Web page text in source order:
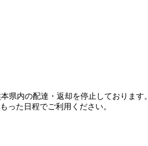
県内の配達・返却を停止しております。
った日程でご利用ください。